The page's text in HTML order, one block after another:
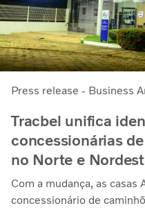
Press release - Business
Tracbel unifica
concessionárias
no Norte e
Com a mudança, as casas
concessionário de